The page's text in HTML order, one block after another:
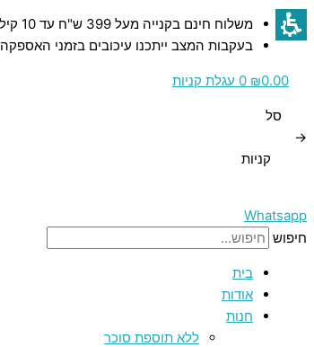
דילוג
לתוכן
משלוח חינם בקנייה מעל 399 ש"ח עד 10 קילוגרם !
בעקבות המצב ייתכנו עיכובים בזמני האספקה
₪0.00
0 עגלת קניות
סל
→
קניות
Whatsapp
חיפוש
בית
אודות
חנות
ללא תוספת סוכר
של
סביבון
אמנותי
של
סט
קידוש
ותחתית
של
מחזיק
נר
מאלומיניום
של
מחזיק
נר
–
של
חנוכיית
קריסטל